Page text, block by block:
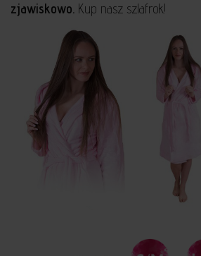
zjawiskowo. Kup nasz szlafrok!